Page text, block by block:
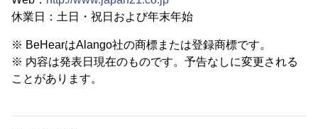
休業日：土日・祝日および年末年始
※ BeHearはAlango社の商標または登録商標です。
※ 内容は発表日現在のものです。予告なしに変更される
ことがあります。